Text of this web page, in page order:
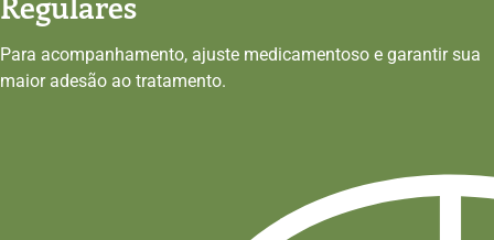
Para acompanhamento, ajuste medicamentoso e garantir sua
maior adesão ao tratamento.